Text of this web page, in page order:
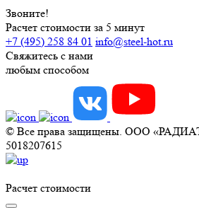
Звоните!
Расчет стоимости за 5 минут
+7 (495) 258 84 01 info@steel-hot.ru
Свяжитесь с нами
любым способом
© Все права защищены. ООО
5018207615
Расчет стоимости